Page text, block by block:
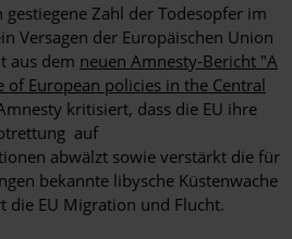
Zahl der Todesopfer im
Versagen der Europäischen Union
aus dem neuen Amnesty-Bericht "A
European policies in the Central
kritisiert, dass die EU ihre
auf
abwälzt sowie verstärkt die für
bekannte libysche Küstenwache
die EU Migration und Flucht.